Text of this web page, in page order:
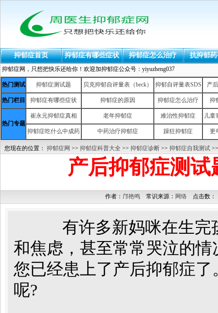
抑郁症首页 抑郁症有哪些症状 抑郁症怎么治疗 抗抑郁
抑郁症网，只想把快乐还给你！欢迎加抑郁症公众号：yiyuzheng037
热门测试 抑郁症测试题 贝克抑郁自评量表（beck） 抑郁自评量表SDS 产
热门栏目 抑郁症有哪些症状 抑郁症的原因 抑郁症怎么治疗 抑
热门专题
崔永元抑郁症真相 老年抑郁症 难治性抑郁症 儿童
抑郁症吃什么中成药 中药治疗抑郁症 躁狂抑郁症 更
您现在的位置： 抑郁症网 >> 抑郁症科普大全 >> 抑郁症诊断 >> 抑郁症自我测试
产后抑郁症测
作者： 邝艳鸣常识来源： 网络点击数：
有许多新妈咪在生完
和焦虑，甚至常常哭泣的
您已经患上了产后抑郁症
呢?